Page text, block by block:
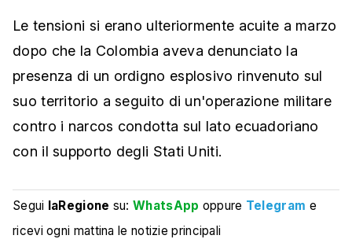
Le tensioni si erano ulteriormente acuite a marzo
dopo che la Colombia aveva denunciato la
presenza di un ordigno esplosivo rinvenuto sul
suo territorio a seguito di un'operazione militare
contro i narcos condotta sul lato ecuadoriano
con il supporto degli Stati Uniti.
Segui laRegione su:WhatsApp oppure Telegram e
ricevi ogni mattina le notizie principali